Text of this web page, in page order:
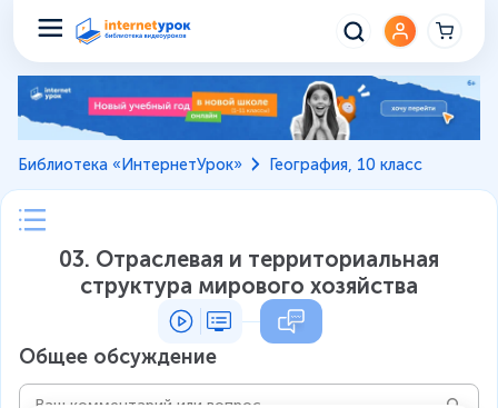
Библиотека «ИнтернетУрок» География, 10 класс
03. Отраслевая и территориальная
структура мирового хозяйства
Общее обсуждение